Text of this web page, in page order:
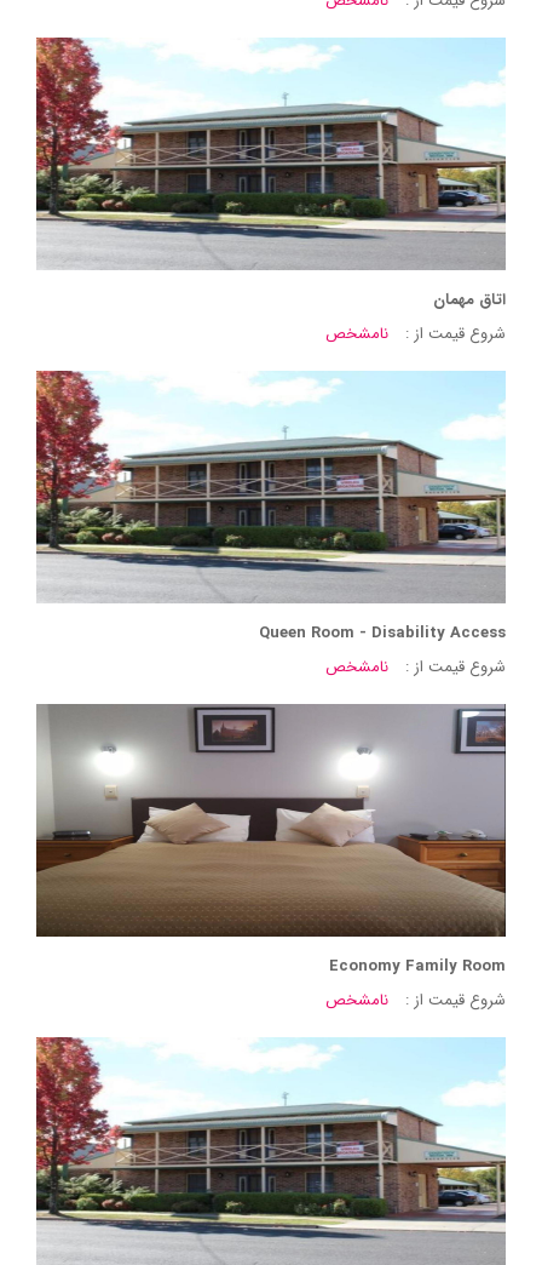
اتاق مهمان
شروع قیمت از :
نامشخص
Queen Room - Disability Access
شروع قیمت از :
نامشخص
Economy Family Room
شروع قیمت از :
نامشخص